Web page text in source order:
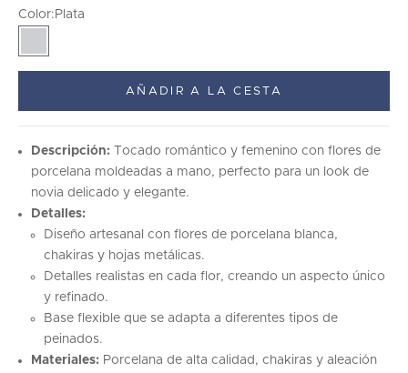
Color: Plata
AÑADIR A LA CESTA
Descripción: Tocado romántico y femenino con flores de
porcelana moldeadas a mano, perfecto para un look de
novia delicado y elegante.
Detalles:
Diseño artesanal con flores de porcelana blanca,
chakiras y hojas metálicas.
Detalles realistas en cada flor, creando un aspecto único
y refinado.
Base flexible que se adapta a diferentes tipos de
peinados.
Materiales: Porcelana de alta calidad, chakiras y aleación